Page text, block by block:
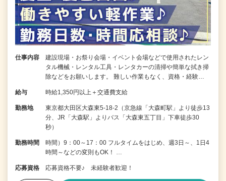
仕事内容
建設現場・お祭り会場・イベント会場などで使用されたレン
タル機械・レンタル工具・レンタカーの清掃や簡単な拭き掃
除などをお願いします。 難しい作業もなく、資格・経験…
給与 時給1,350円以上＋交通費支給
勤務地
東京都大田区大森東5-18-2（京急線「大森町駅」より徒歩13
分、JR「大森駅」よりバス「大森東五丁目」下車徒歩30
秒）
勤務時間
時間）9：00～17：00 フルタイムをはじめ、週3日～、1日4
時間～などの変則もOK！ …
応募資格 応募資格不要♪ 未経験者歓迎！